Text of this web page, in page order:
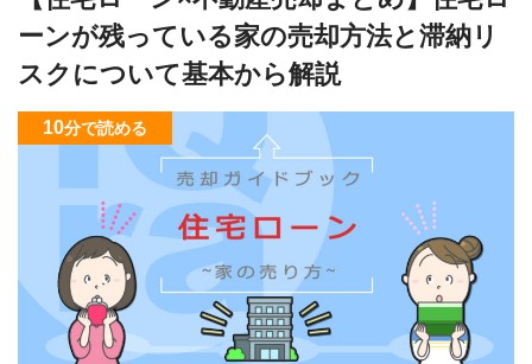
ーンが残っている家の売却方法と滞納リ
スクについて基本から解説
10分で読める